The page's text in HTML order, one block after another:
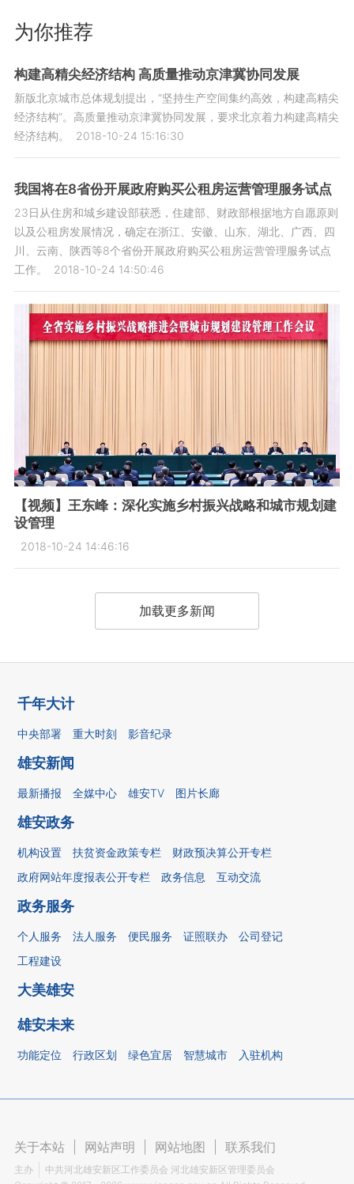
为你推荐
构建高精尖经济结构 高质量推动京津冀协同发展
新版北京城市总体规划提出，“坚持生产空间集约高效，构建高精尖
经济结构”。高质量推动京津冀协同发展，要求北京着力构建高精尖
经济结构。
2018-10-24 15:16:30
我国将在8省份开展政府购买公租房运营管理服务试点
23日从住房和城乡建设部获悉，住建部、财政部根据地方自愿原则
以及公租房发展情况，确定在浙江、安徽、山东、湖北、广西、四
川、云南、陕西等8个省份开展政府购买公租房运营管理服务试点
工作。
2018-10-24 14:50:46
【视频】王东峰：深化实施乡村振兴战略和城市规划建
设管理
2018-10-24 14:46:16
加载更多新闻
千年大计
中央部署 重大时刻 影音纪录
雄安新闻
最新播报 全媒中心 雄安TV 图片长廊
雄安政务
机构设置 扶贫资金政策专栏
财政预决算公开专栏
政府网站年度报表公开专栏
政务信息 互动交流
政务服务
个人服务 法人服务 便民服务 证照联办
公司登记
工程建设
大美雄安
雄安未来
功能定位 行政区划 绿色宜居 智慧城市 入驻机构
关于本站 网站声明 网站地图 联系我们
主办
中共河北雄安新区工作委员会 河北雄安新区管理委员会